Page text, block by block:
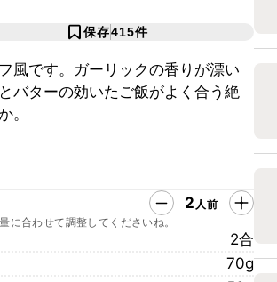
保存415件
風です。ガーリックの香りが漂い
バターの効いたご飯がよく合う絶
。
2 人前
に合わせて調整してくださいね。
2合
70g